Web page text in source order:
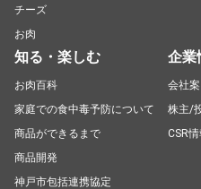
チーズ
お肉
知る・楽しむ
お肉百科
家庭での食中毒予防について
商品ができるまで
商品開発
神戸市包括連携協定
企業
会社
株主/
CSR